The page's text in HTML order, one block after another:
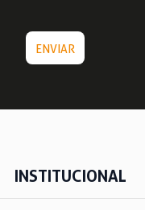
INSTITUCIONAL